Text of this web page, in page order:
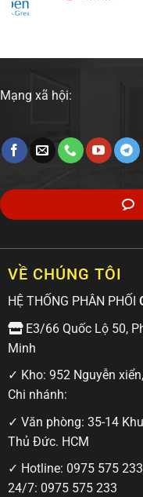
Mạng xã hội:
VỀ CHÚNG TÔI
HỆ THỐNG PHÂN PHỐI
E3/66 Quốc Lộ 50,
Minh
✓ Kho: 952 Nguyễn
Chi nhánh:
✓ Văn phòng: 35-14
Thủ Đức. HCM
✓ Hotline: 0975 575 233
24/7: 0975 575 233